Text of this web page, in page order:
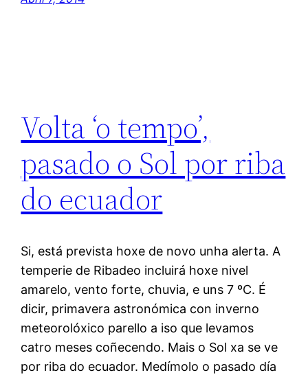
Volta ‘o tempo’,
pasado o Sol por riba
do ecuador
Si, está prevista hoxe de novo unha alerta. A
temperie de Ribadeo incluirá hoxe nivel
amarelo, vento forte, chuvia, e uns 7 ºC. É
dicir, primavera astronómica con inverno
meteorolóxico parello a iso que levamos
catro meses coñecendo. Mais o Sol xa se ve
por riba do ecuador. Medímolo o pasado día